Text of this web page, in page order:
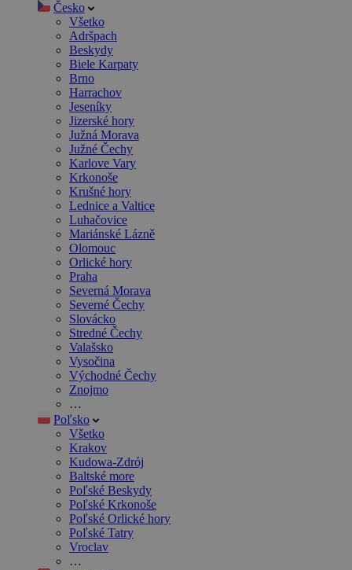
Česko
Všetko
Adršpach
Beskydy
Biele Karpaty
Brno
Harrachov
Jeseníky
Jizerské hory
Južná Morava
Južné Čechy
Karlove Vary
Krkonoše
Krušné hory
Lednice a Valtice
Luhačovice
Mariánské Lázně
Olomouc
Orlické hory
Praha
Severná Morava
Severné Čechy
Slovácko
Stredné Čechy
Valašsko
Vysočina
Východné Čechy
Znojmo
…
Poľsko
Všetko
Krakov
Kudowa-Zdrój
Baltské more
Poľské Beskydy
Poľské Krkonoše
Poľské Orlické hory
Poľské Tatry
Vroclav
…